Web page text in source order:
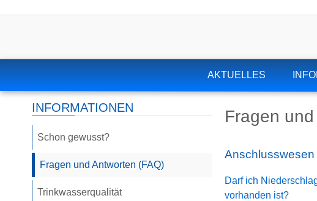
AKTUELLES
Fragen
Anschlusswesen
Darf ich
vorhanden ist?
INFORMATIONEN
Schon gewusst?
Fragen und Antworten (FAQ)
Trinkwasserqualität